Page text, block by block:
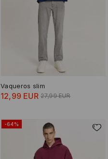
Vaqueros slim
12,99 EUR 27,99 EUR
-64%